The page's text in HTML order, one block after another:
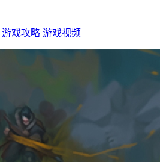
游戏攻略 游戏视频